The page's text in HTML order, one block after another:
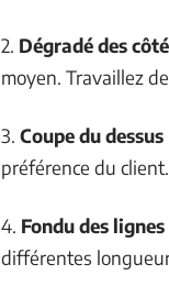
2. Dégradé des
moyen. Travaillez
3. Coupe du dessus
préférence du
4. Fondu des
différentes